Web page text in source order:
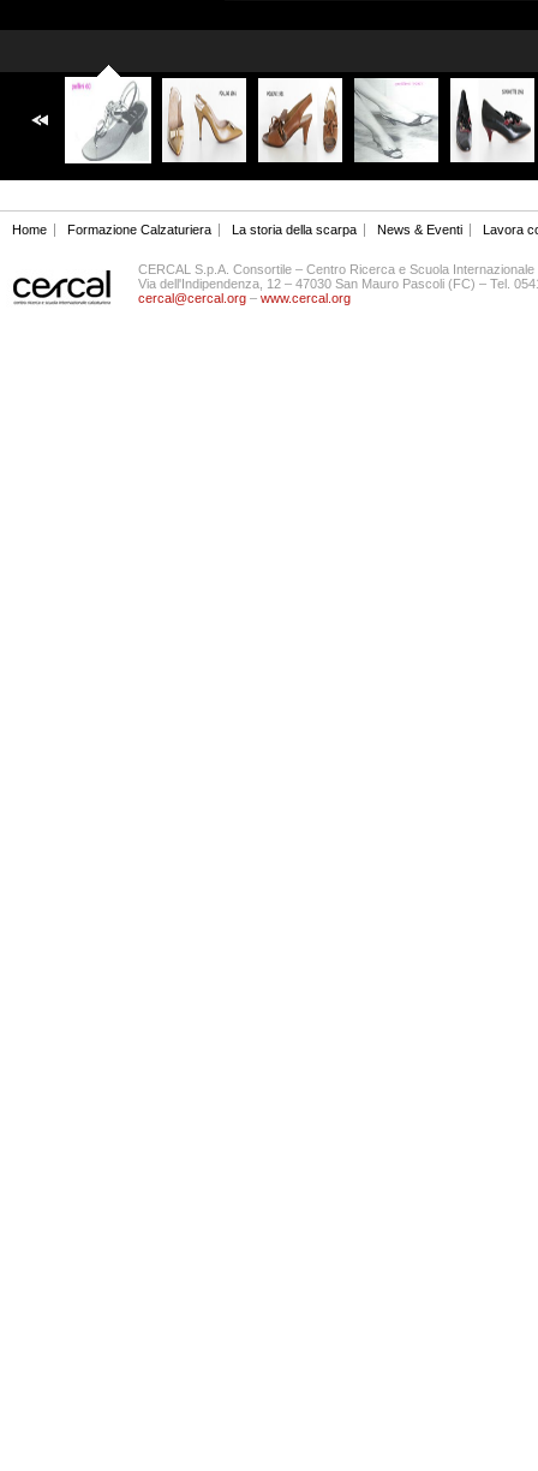
Home Formazione Calzaturiera La storia della scarpa News & Eventi Lavora
CERCAL S.p.A. Consortile – Centro Ricerca e Scuola
Via dell'Indipendenza, 12 – 47030 San Mauro Pascoli (FC) – Tel.
cercal@cercal.org – www.cercal.org